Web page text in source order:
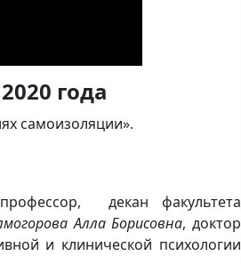
года
самоизоляции».
декан факультета
Алла Борисовна, доктор
и клинической психологии